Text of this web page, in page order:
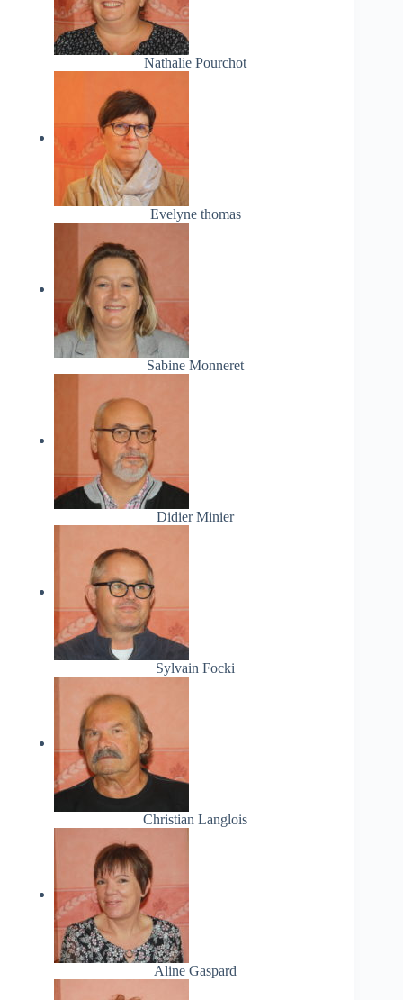
Nathalie Pourchot
Evelyne thomas
Sabine Monneret
Didier Minier
Sylvain Focki
Christian Langlois
Aline Gaspard